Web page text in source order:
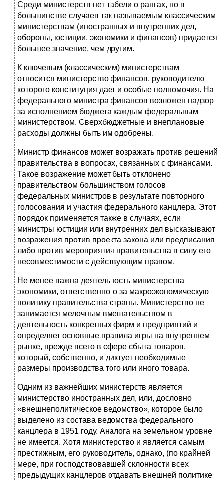
Среди министерств нет табели о рангах, но в
большинстве случаев так называемым классическим
министерствам (иностранных и внутренних дел,
обороны, юстиции, экономики и финансов) придается
большее значение, чем другим.
К ключевым (классическим) министерствам
относится министерство финансов, руководителю
которого конституция дает и особые полномочия. На
федерального министра финансов возложен надзор
за исполнением бюд­жета каждым федеральным
министерством. Сверхбюджетные и внеплановые
расходы должны быть им одобрены.
Министр финансов может возражать против решений
правительства в вопросах, связанных с финансами.
Такое возражение может быть отклонено
правительством большинством голосов
федеральных министров в результа­те повторного
голосования и участия федерального канцлера. Этот
порядок применяется также в случаях, если
министры юстиции или внутренних дел высказывают
возражения против проекта закона или предписания
либо про­тив мероприятия правительства в силу его
несовместимости с действующим правом.
Не менее важна деятельность министерства
экономики, ответственного за макроэкономическую
политику правительства страны. Министерство не
занимается мелочным вмешательством в
деятельность конкретных фирм и предприятий и
определяет основные правила игры на внутреннем
рынке, прежде всего в сфере сбыта товаров,
который, собственно, и диктует необ­ходимые
размеры производства того или иного товара.
Одним из важнейших министерств является
министерство иностран­ных дел, или, дословно
«внешнеполитическое ведомство», которое было
выделено из состава ведомства федерального
канцлера в 1951 году. Анало­га на земельном уровне
не имеется. Хотя министерство и является самым
престижным, его руководитель, однако, (по крайней
мере, при господство­вавшей склонности всех
предыдущих канцлеров отдавать внешней политике